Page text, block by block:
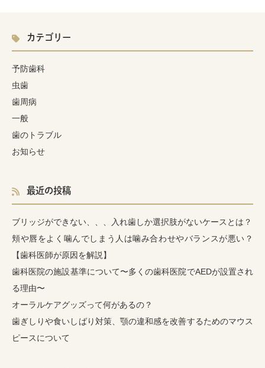
カテゴリー
予防歯科
虫歯
歯周病
一般
歯のトラブル
お知らせ
最近の投稿
ブリッジができない、、、入れ歯しか選択肢がないケースとは？
頬や唇をよく噛んでしまう人は噛み合わせやバランスが悪い？
【歯科医師が原因を解説】
歯科医院の施設基準について〜多くの歯科医院でAEDが設置され
る理由〜
オーラルケアグッズって何があるの？
歯ぎしりや食いしばり対策、顎の違和感を改善するためのマウス
ピースについて